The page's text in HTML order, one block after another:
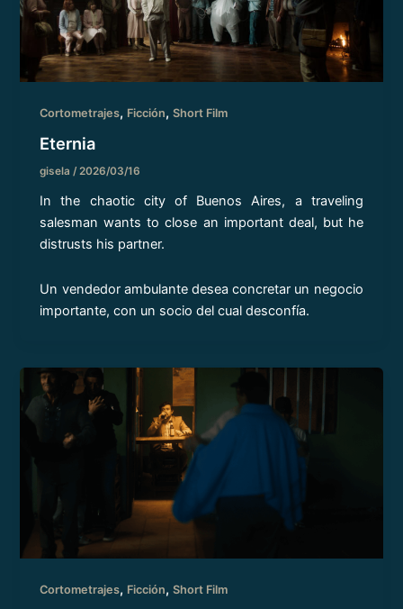
Cortometrajes, Ficción,Short Film
Eternia
gisela/2026/03/16
In the chaotic city of Buenos Aires, a traveling
salesman wants to close an important deal, but he
distrusts his partner.
Un vendedor ambulante desea concretar un negocio
importante, con un socio del cual desconfía.
Cortometrajes, Ficción,Short Film